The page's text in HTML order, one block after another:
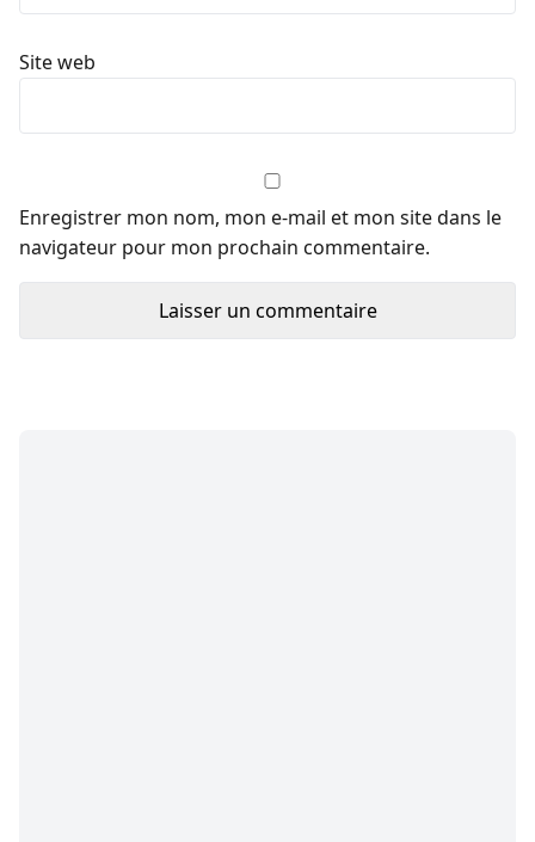
Site web
Enregistrer mon nom, mon e-mail et mon site dans le
navigateur pour mon prochain commentaire.